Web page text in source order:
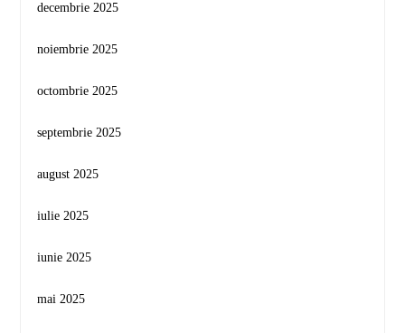
decembrie 2025
noiembrie 2025
octombrie 2025
septembrie 2025
august 2025
iulie 2025
iunie 2025
mai 2025